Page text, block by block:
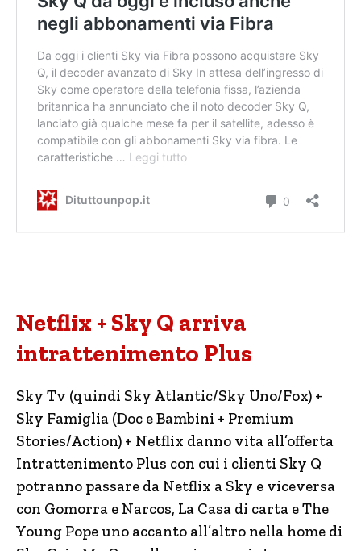
Netflix + Sky Q arriva
intrattenimento Plus
Sky Tv (quindi Sky Atlantic/Sky Uno/Fox) +
Sky Famiglia (Doc e Bambini + Premium
Stories/Action) + Netflix danno vita all’offerta
Intrattenimento Plus con cui i clienti Sky Q
potranno passare da Netflix a Sky e viceversa
con Gomorra e Narcos, La Casa di carta e The
Young Pope uno accanto all’altro nella home di